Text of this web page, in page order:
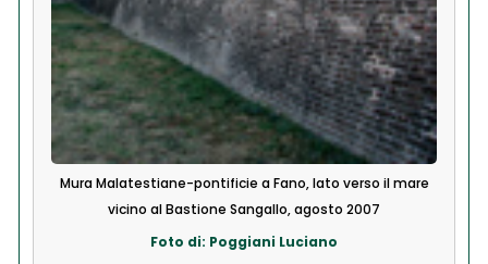
Mura Malatestiane-pontificie a Fano, lato verso il mare
vicino al Bastione Sangallo, agosto 2007
Foto di: Poggiani Luciano